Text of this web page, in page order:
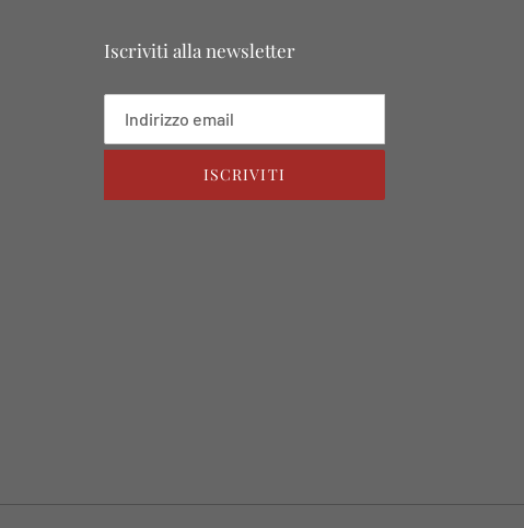
Iscriviti alla newsletter
ISCRIVITI